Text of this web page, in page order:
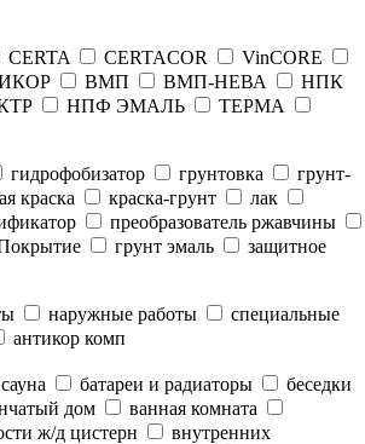
CERTA CERTACOR
VinCORE
ВМП ВМП-НЕВА
НПК
НПФ ЭМАЛЬ
ТЕРМА
гидрофобизатор грунтовка
грунт-
краска краска-грунт
лак
преобразователь ржавчины
грунт эмаль
защитное
наружные работы
специальные
антикор комп
батареи и радиаторы
беседки
дом
ванная комната
ж/д цистерн
внутренних